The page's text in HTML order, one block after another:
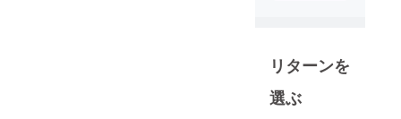
リターンを
選ぶ